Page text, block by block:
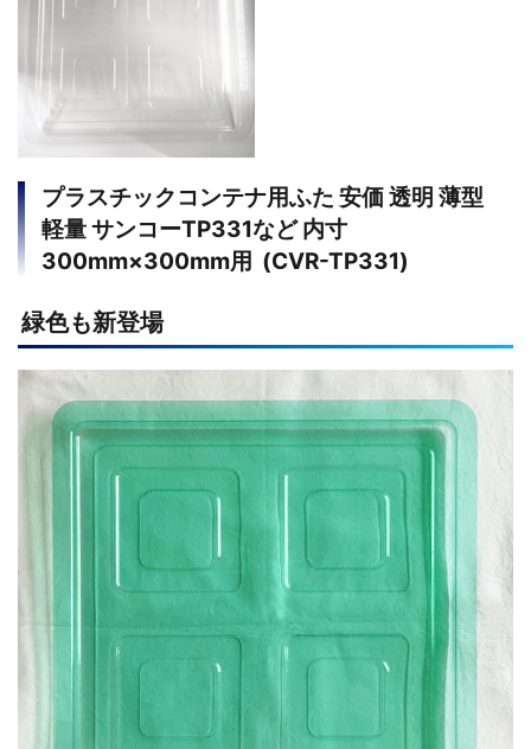
プラスチックコンテナ用ふた 安価 透明 薄型
軽量 サンコーTP331など 内寸
300mm×300mm用 (CVR-TP331)
緑色も新登場